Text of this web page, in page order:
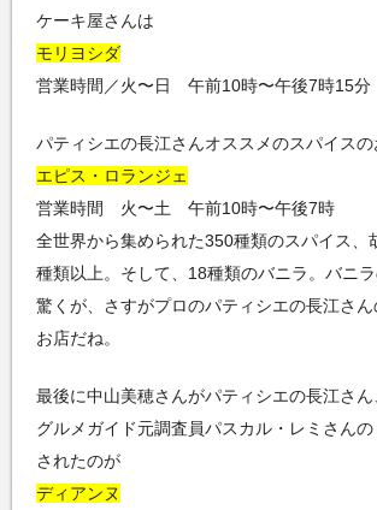
ケーキ屋さんは
モリヨシダ
営業時間／火〜日 午前10時〜午後7時15分
パティシエの長江さんオススメのスパイスの
エピス・ロランジェ
営業時間 火〜土 午前10時〜午後7時
全世界から集められた350種類のスパイス、
種類以上。そして、18種類のバニラ。バニ
驚くが、さすがプロのパティシエの長江さ
お店だね。
最後に中山美穂さんがパティシエの長江さ
グルメガイド元調査員パスカル・レミさん
されたのが
ディアンヌ